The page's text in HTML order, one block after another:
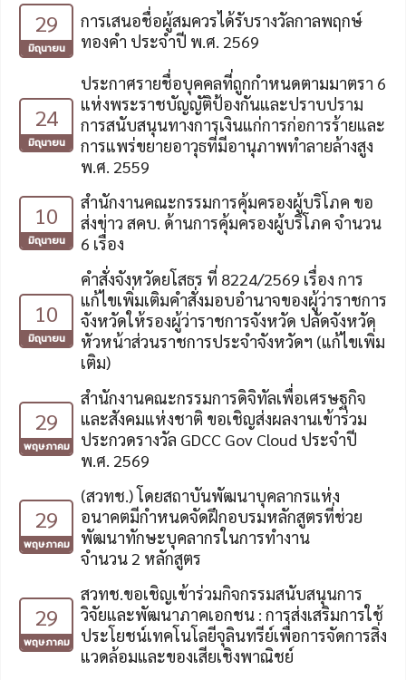
29
มิถุนายน
การเสนอชื่อผู้สมควรได้รับรางวัลกาลพฤกษ์
ทองคำ ประจำปี พ.ศ. 2569
24
มิถุนายน
ประกาศรายชื่อบุคคลที่ถูกกำหนดตามมาตรา 6
แห่งพระราชบัญญัติป้องกันและปราบปราม
การสนับสนุนทางการเงินแก่การก่อการร้ายและ
การแพร่ขยายอาวุธที่มีอานุภาพทำลายล้างสูง
พ.ศ. 2559
10
มิถุนายน
สำนักงานคณะกรรมการคุ้มครองผู้บริโภค ขอ
ส่งข่าว สคบ. ด้านการคุ้มครองผู้บริโภค จำนวน
6 เรื่อง
10
มิถุนายน
คำสั่งจังหวัดยโสธร ที่ 8224/2569 เรื่อง การ
แก้ไขเพิ่มเติมคำสั่งมอบอำนาจของผู้ว่าราชการ
จังหวัดให้รองผู้ว่าราชการจังหวัด ปลัดจังหวัด
หัวหน้าส่วนราชการประจำจังหวัดฯ (แก้ไขเพิ่ม
เติม)
29
พฤษภาคม
สำนักงานคณะกรรมการดิจิทัลเพื่อเศรษฐกิจ
และสังคมแห่งชาติ ขอเชิญส่งผลงานเข้าร่วม
ประกวดรางวัล GDCC Gov Cloud ประจำปี
พ.ศ. 2569
29
พฤษภาคม
(สวทช.) โดยสถาบันพัฒนาบุคลากรแห่ง
อนาคตมีกำหนดจัดฝึกอบรมหลักสูตรที่ช่วย
พัฒนาทักษะบุคลากรในการทำงาน
จำนวน 2 หลักสูตร
29
พฤษภาคม
สวทช.ขอเชิญเข้าร่วมกิจกรรมสนับสนุนการ
วิจัยและพัฒนาภาคเอกชน : การส่งเสริมการใช้
ประโยชน์เทคโนโลยีจุลินทรีย์เพื่อการจัดการสิ่ง
แวดล้อมและของเสียเชิงพาณิชย์